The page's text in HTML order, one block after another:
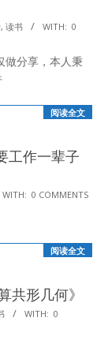
, 读书 WITH: 0
做分享，本人秉
阅读全文
作一辈子
WITH: 0 COMMENTS
阅读全文
共形几何》
WITH: 0